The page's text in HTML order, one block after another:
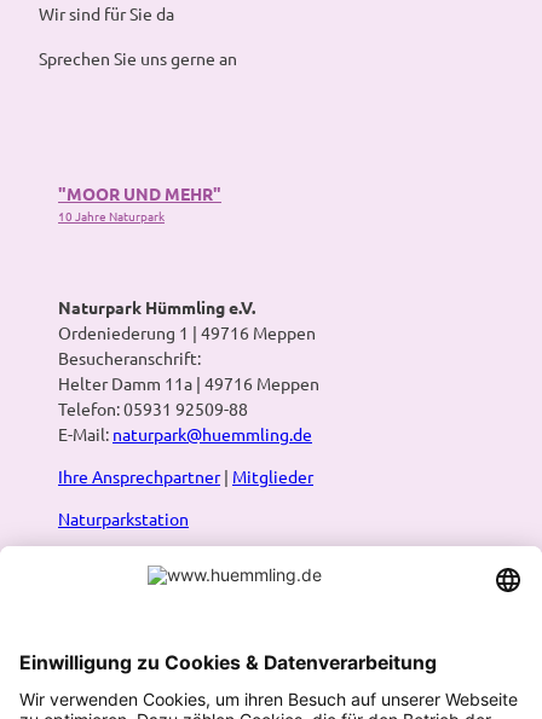
Wir sind für Sie da
Sprechen Sie uns gerne an
"MOOR UND MEHR"
10 Jahre Naturpark
Naturpark Hümmling e.V.
Ordeniederung 1 | 49716 Meppen
Besucheranschrift:
Helter Damm 11a | 49716 Meppen
Telefon: 05931 92509-88
E-Mail: naturpark@huemmling.de
Ihre Ansprechpartner| Mitglieder
Naturparkstation